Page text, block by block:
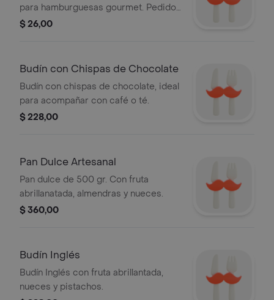
para hamburguesas gourmet. Pedido
con 24 hs de anticipación.
$ 26,00
Budín con Chispas de Chocolate
Budín con chispas de chocolate, ideal
para acompañar con café o té.
$ 228,00
Pan Dulce Artesanal
Pan dulce de 500 gr. Con fruta
abrillanatada, almendras y nueces.
$ 360,00
Budín Inglés
Budín Inglés con fruta abrillantada,
nueces y pistachos.